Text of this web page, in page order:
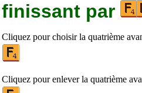
finissant par
Cliquez pour choisir la quatrième
Cliquez pour enlever la quatrième